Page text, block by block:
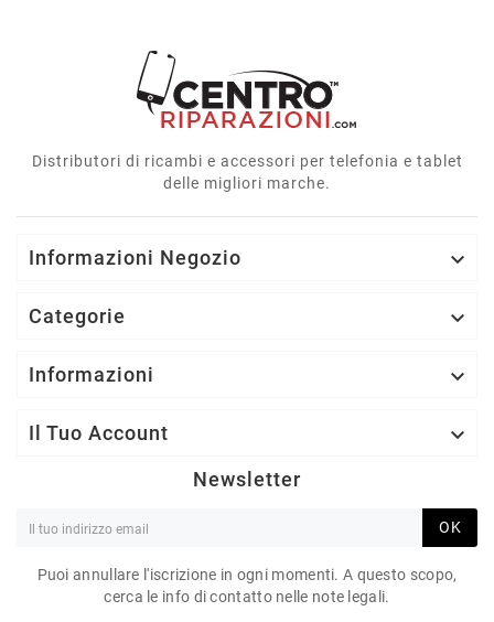
Distributori di ricambi e accessori per telefonia e tablet
delle migliori marche.
Informazioni Negozio 
Categorie 
Informazioni 
Il Tuo Account 
Newsletter
OK
Puoi annullare l'iscrizione in ogni momenti. A questo scopo,
cerca le info di contatto nelle note legali.